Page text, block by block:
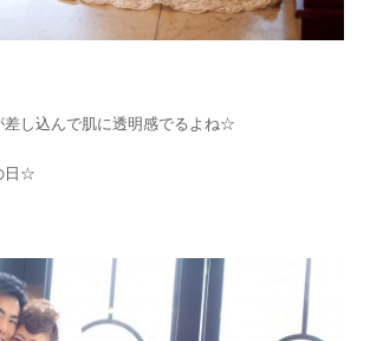
差し込んで肌に透明感でるよね☆
日☆